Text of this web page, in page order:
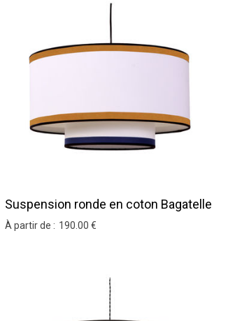
Suspension ronde en coton Bagatelle
À partir de : 190 .00 €